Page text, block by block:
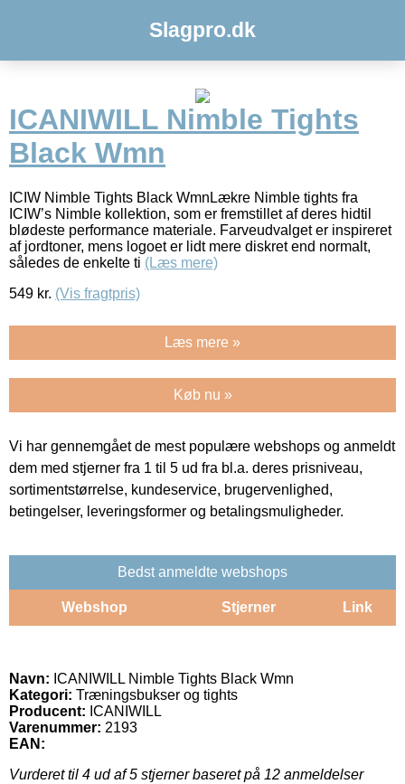
Slagpro.dk
ICANIWILL Nimble Tights
Black Wmn
ICIW Nimble Tights Black WmnLækre Nimble tights fra
ICIW’s Nimble kollektion, som er fremstillet af deres hidtil
blødeste performance materiale. Farveudvalget er inspireret
af jordtoner, mens logoet er lidt mere diskret end normalt,
således de enkelte ti (Læs mere)
549 kr. (Vis fragtpris)
Læs mere »
Køb nu »
Vi har gennemgået de mest populære webshops og anmeldt
dem med stjerner fra 1 til 5 ud fra bl.a. deres prisniveau,
sortimentstørrelse, kundeservice, brugervenlighed,
betingelser, leveringsformer og betalingsmuligheder.
Bedst anmeldte webshops
Webshop Stjerner Link
Navn: ICANIWILL Nimble Tights Black Wmn
Kategori: Træningsbukser og tights
Producent: ICANIWILL
Varenummer: 2193
EAN:
Vurderet til 4 ud af 5 stjerner baseret på 12 anmeldelser